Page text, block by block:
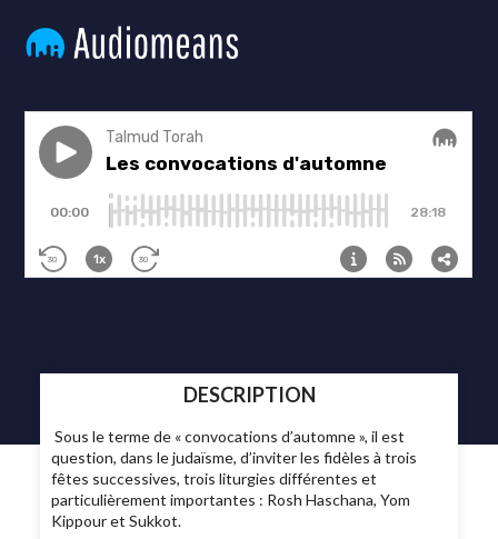
DESCRIPTION
Sous le terme de « convocations d’automne », il est
question, dans le judaïsme, d’inviter les fidèles à trois
fêtes successives, trois liturgies différentes et
particulièrement importantes : Rosh Haschana, Yom
Kippour et Sukkot.